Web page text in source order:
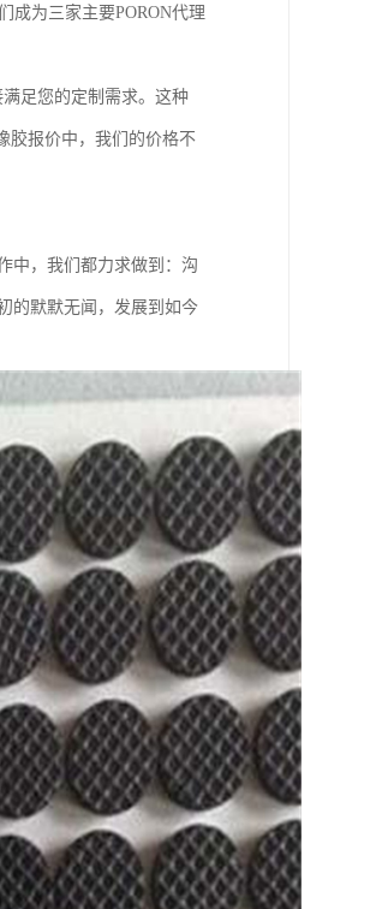
成为三家主要PORON代理
足您的定制需求。这种
胶报价中，我们的价格不
中，我们都力求做到：沟
的默默无闻，发展到如今